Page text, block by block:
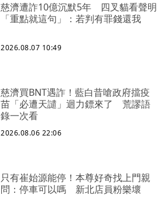
慈濟遭詐10億沉默5年 四叉貓看聲明
「重點就這句」：若判有罪錢還我
2026.08.07 10:49
慈濟買BNT遇詐！藍白昔嗆政府擋疫
苗「必遭天譴」迴力鏢來了 荒謬語
錄一次看
2026.08.06 22:06
只有崔始源能停！本尊好奇找上門親
問：停車可以嗎 新北店員粉樂壞